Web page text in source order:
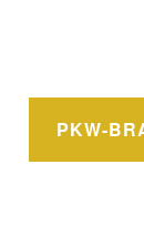
PKW-